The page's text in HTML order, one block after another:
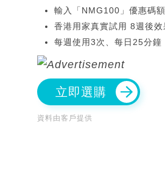
輸入「NMG100」優惠碼
香港用家真實試用 8週後效
每週使用3次、每日25分鐘
立即選購
資料由客戶提供